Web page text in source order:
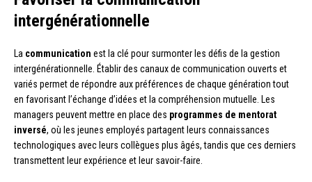
intergénérationnelle
La communication est la clé pour surmonter les défis de la gestion
intergénérationnelle. Établir des canaux de communication ouverts et
variés permet de répondre aux préférences de chaque génération tout
en favorisant l’échange d’idées et la compréhension mutuelle. Les
managers peuvent mettre en place des programmes de mentorat
inversé, où les jeunes employés partagent leurs connaissances
technologiques avec leurs collègues plus âgés, tandis que ces derniers
transmettent leur expérience et leur savoir-faire.